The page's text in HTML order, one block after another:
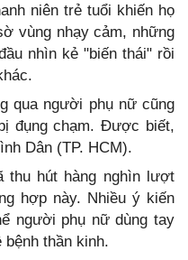
niên trẻ tuổi khiến họ
vùng nhạy cảm, những
nhìn kẻ "biến thái" rồi
qua người phụ nữ cũng
đụng chạm. Được biết,
Dân (TP. HCM).
hút hàng nghìn lượt
hợp này. Nhiều ý kiến
người phụ nữ dùng tay
thần kinh.